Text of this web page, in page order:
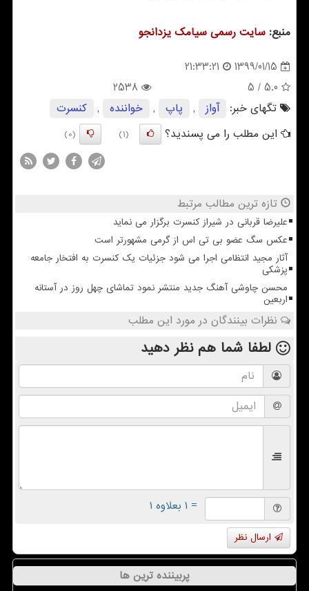
منبع: سایت رسمی سیامك یزدانجو
1399/01/15
21:33:21
5.0
/ 5
2538
تگهای خبر:
آواز , پاپ , خواننده ,
كنسرت
این مطلب را می پسندید؟
(1)
(0)
تازه ترین مطالب مرتبط
علیرضا قربانی در شیراز کنسرت برگزار می نماید
عکس سگ عضو بی تی اس از گرمی مشهورتر است
آثار مجید انتظامی اجرا می شود جزئیات یک کنسرت به افتخار جامعه
پزشکی
محسن چاوشی آهنگ جدید منتشر نمود تماشای چهل روز در آستانه
اربعین
نظرات بینندگان در مورد این مطلب
لطفا شما همنظر دهید
= ۱ بعلاوه ۱
ارسال نظر
پربیننده ترین ها